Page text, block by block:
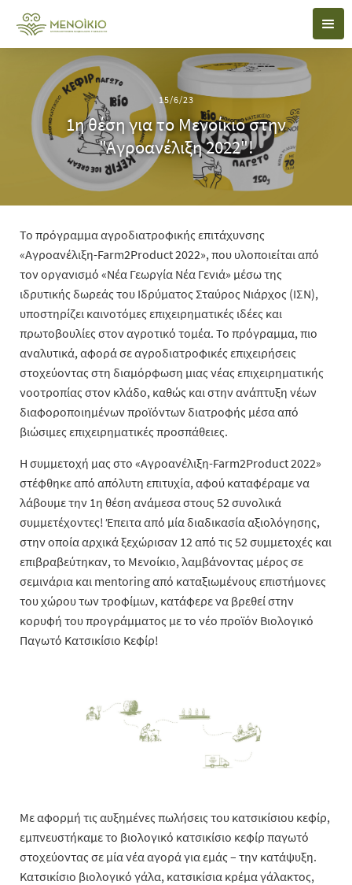
15/6/23
1η θέση για το Μενοίκιο στην
"Αγροανέλιξη 2022"!
Το πρόγραμμα αγροδιατροφικής επιτάχυνσης
«Αγροανέλιξη-Farm2Product 2022», που υλοποιείται από
τον οργανισμό «Νέα Γεωργία Νέα Γενιά» μέσω της
ιδρυτικής δωρεάς του Ιδρύματος Σταύρος Νιάρχος (ΙΣΝ),
υποστηρίζει καινοτόμες επιχειρηματικές ιδέες και
πρωτοβουλίες στον αγροτικό τομέα. Το πρόγραμμα, πιο
αναλυτικά, αφορά σε αγροδιατροφικές επιχειρήσεις
στοχεύοντας στη διαμόρφωση μιας νέας επιχειρηματικής
νοοτροπίας στον κλάδο, καθώς και στην ανάπτυξη νέων
διαφοροποιημένων προϊόντων διατροφής μέσα από
βιώσιμες επιχειρηματικές προσπάθειες.
Η συμμετοχή μας στο «Αγροανέλιξη-Farm2Product 2022»
στέφθηκε από απόλυτη επιτυχία, αφού καταφέραμε να
λάβουμε την 1η θέση ανάμεσα στους 52 συνολικά
συμμετέχοντες! Έπειτα από μία διαδικασία αξιολόγησης,
στην οποία αρχικά ξεχώρισαν 12 από τις 52 συμμετοχές και
επιβραβεύτηκαν, το Μενοίκιο, λαμβάνοντας μέρος σε
σεμινάρια και mentoring από καταξιωμένους επιστήμονες
του χώρου των τροφίμων, κατάφερε να βρεθεί στην
κορυφή του προγράμματος με το νέο προϊόν Βιολογικό
Παγωτό Κατσικίσιο Κεφίρ!
Με αφορμή τις αυξημένες πωλήσεις του κατσικίσιου κεφίρ,
εμπνευστήκαμε το βιολογικό κατσικίσιο κεφίρ παγωτό
στοχεύοντας σε μία νέα αγορά για εμάς – την κατάψυξη.
Κατσικίσιο βιολογικό γάλα, κατσικίσια κρέμα γάλακτος,